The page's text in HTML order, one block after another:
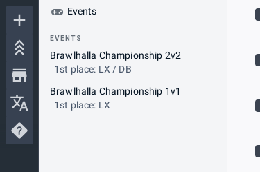
Events
EVENTS
Brawlhalla Championship 2v2
1st place: LX / DB
Brawlhalla Championship 1v1
1st place: LX